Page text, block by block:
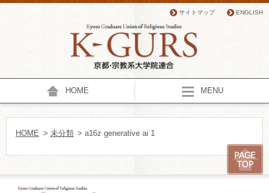
サイトマップ ENGLISH
HOME MENU
HOME > 未分類 > a16z generative ai 1